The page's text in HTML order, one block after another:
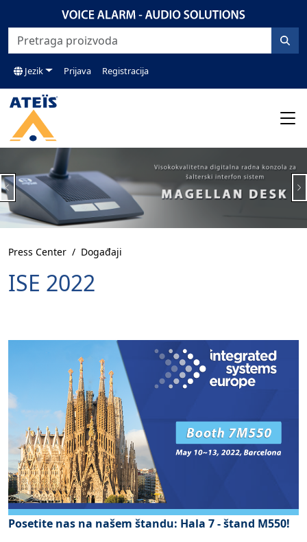
Jezik Prijava Registracija
Previous
Press Center Događaji
ISE 2022
Posetite nas na našem štandu: Hala 7 - štand M550!